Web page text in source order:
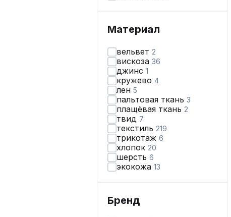
Материал
вельвет 2
вискоза 36
джинс 1
кружево 4
лен 5
пальтовая ткань 3
плащёвая ткань 2
твид 7
текстиль 219
трикотаж 6
хлопок 20
шерсть 6
экокожа 13
Бренд